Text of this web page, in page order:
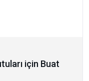
için Buat